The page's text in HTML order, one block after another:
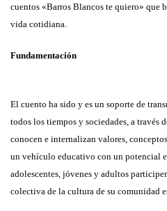
cuentos «Barros Blancos te quiero» que
vida cotidiana.
Fundamentación
El cuento ha sido y es un soporte de
todos los tiempos y sociedades, a través
conocen e internalizan valores,
un vehículo educativo con un potencial
adolescentes, jóvenes y adultos
colectiva de la cultura de su comunidad